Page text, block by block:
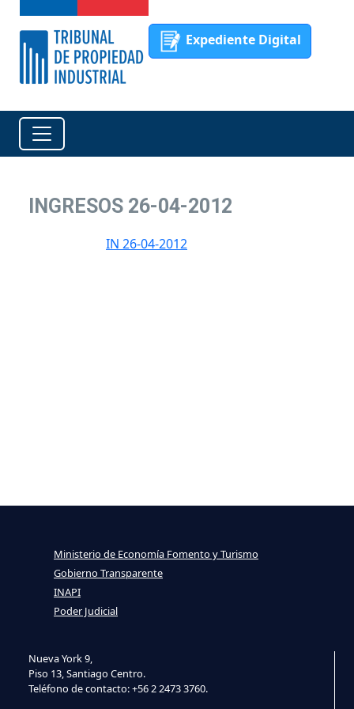
Expediente Digital
INGRESOS 26-04-2012
IN 26-04-2012
Nueva York 9,
Piso 13, Santiago Centro.
Teléfono de contacto: +56 2 2473 3760.
Ministerio de Economía Fomento y Turismo
Gobierno Transparente
INAPI
Poder Judicial